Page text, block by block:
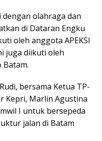
dengan olahraga dan
di Dataran Engku
oleh anggota APEKSI
juga diikuti oleh
Batam.
bersama Ketua TP-
Kepri, Marlin Agustina
I untuk bersepeda
jalan di Batam